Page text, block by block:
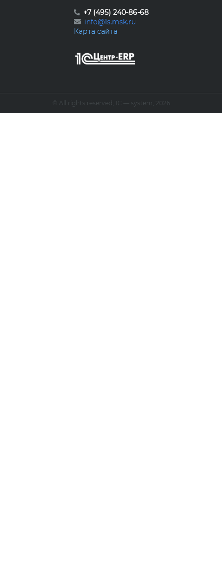
+7 (495) 240-86-68
info@1s.msk.ru
Карта сайта
© All rights reserved, 1С — system, 2026